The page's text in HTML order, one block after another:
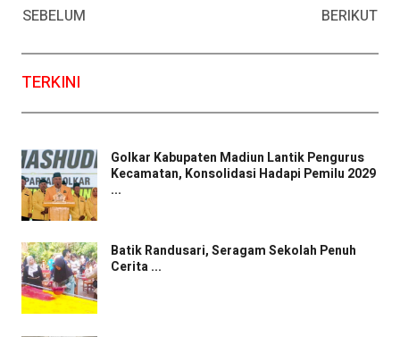
SEBELUM
BERIKUT
TERKINI
Golkar Kabupaten Madiun Lantik Pengurus
Kecamatan, Konsolidasi Hadapi Pemilu 2029
...
Batik Randusari, Seragam Sekolah Penuh
Cerita ...